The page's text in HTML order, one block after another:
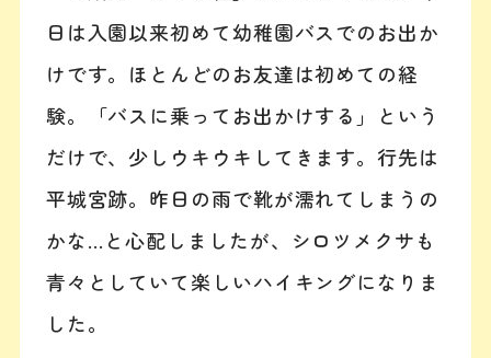
日は入園以来初めて幼稚園バスでのお出か
けです。ほとんどのお友達は初めての経
験。「バスに乗ってお出かけする」という
だけで、少しウキウキしてきます。行先は
平城宮跡。昨日の雨で靴が濡れてしまうの
かな…と心配しましたが、シロツメクサも
青々としていて楽しいハイキングになりま
した。